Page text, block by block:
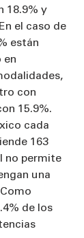
18.9% y
el caso de
están
en
con
15.9%.
cada
163
no permite
una
de los